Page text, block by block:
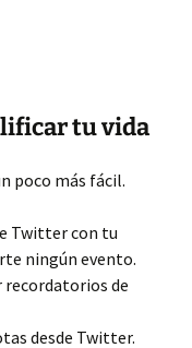
tu vida
poco más fácil.
Twitter con tu
ningún evento.
de
desde Twitter.